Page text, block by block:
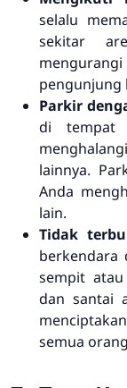
selalu
sekitar
mengurangi
pengunjung
Parkir
di tempat
lainnya.
Anda
lain.
Tidak
berkendara
sempit
dan santai
semua